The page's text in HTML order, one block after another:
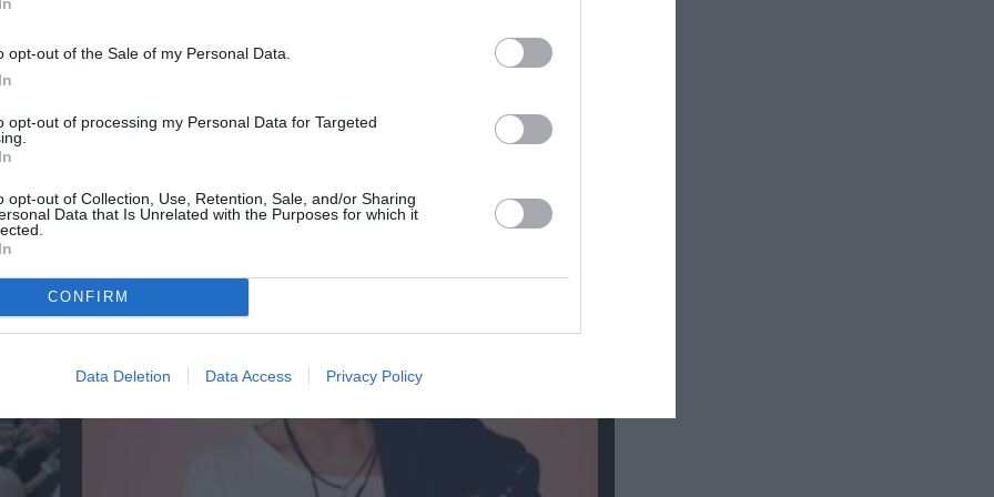
opt-out of the Sale of my Personal Data.
opt-out of processing my Personal Data for Targeted
opt-out of Collection, Use, Retention, Sale, and/or Sharing
Data that Is Unrelated with the Purposes for which it
CONFIRM
Data Deletion Data Access Privacy Policy
στην Κρήτη